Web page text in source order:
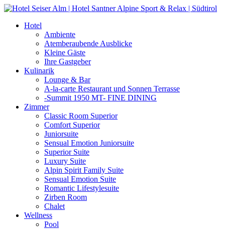
Hotel
Ambiente
Atemberaubende Ausblicke
Kleine Gäste
Ihre Gastgeber
Kulinarik
Lounge & Bar
A-la-carte Restaurant und Sonnen Terrasse
-Summit 1950 MT- FINE DINING
Zimmer
Classic Room Superior
Comfort Superior
Juniorsuite
Sensual Emotion Juniorsuite
Superior Suite
Luxury Suite
Alpin Spirit Family Suite
Sensual Emotion Suite
Romantic Lifestylesuite
Zirben Room
Chalet
Wellness
Pool